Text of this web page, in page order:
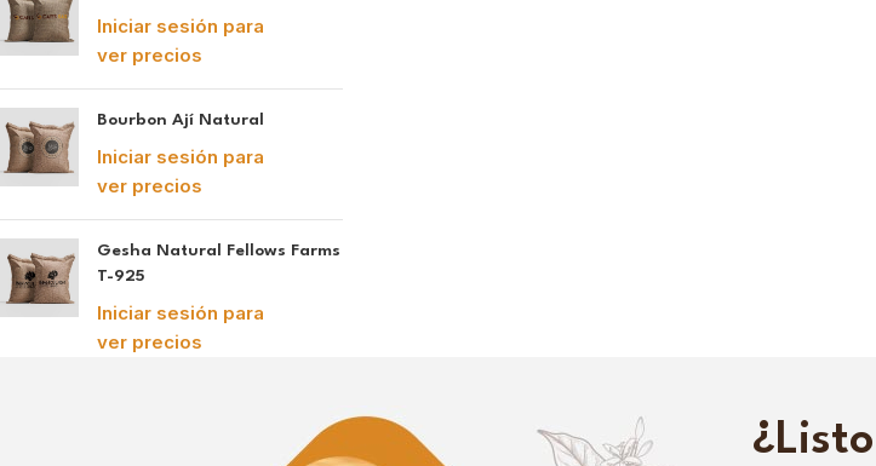
Iniciar sesión para
ver precios
Bourbon Ají Natural
Iniciar sesión para
ver precios
Gesha Natural Fellows Farms
T-925
Iniciar sesión para
ver precios